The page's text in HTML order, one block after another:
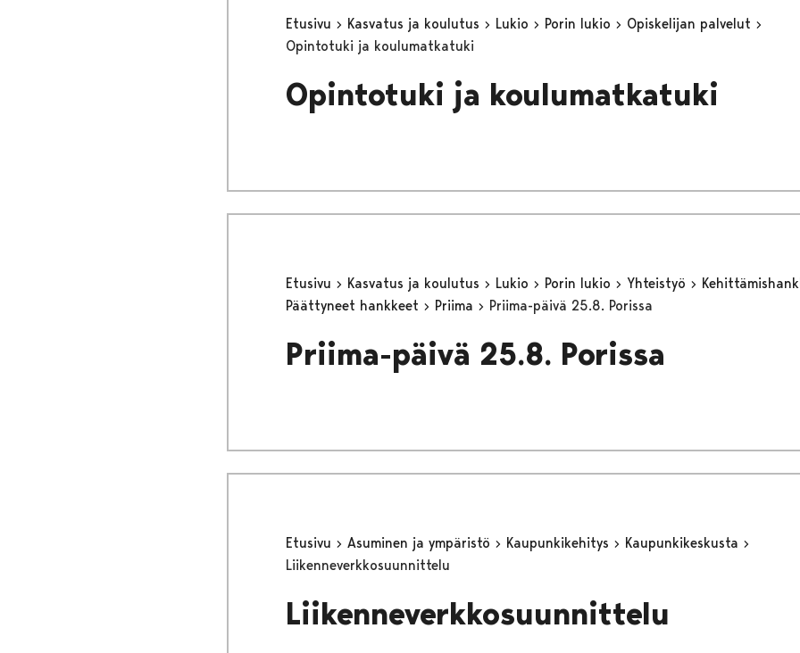
Etusivu Kasvatus ja koulutus Lukio Porin lukio
Opiskelijan palvelut
Opintotuki ja koulumatkatuki
Opintotuki ja koulumatkatuki
Etusivu Kasvatus ja koulutus Lukio Porin lukio Yhteistyö
Päättyneet hankkeet
Priima Priima-päivä 25.8. Porissa
Priima-päivä 25.8. Porissa
Etusivu Asuminen ja ympäristö Kaupunkikehitys
Kaupunkikeskusta
Liikenneverkkosuunnittelu
Liikenneverkkosuunnittelu